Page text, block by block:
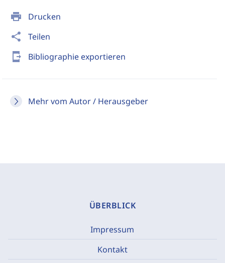
print Drucken
share Teilen
send_to_mobile Bibliographie exportieren
Mehr vom Autor / Herausgeber
ÜBERBLICK
Impressum
Kontakt